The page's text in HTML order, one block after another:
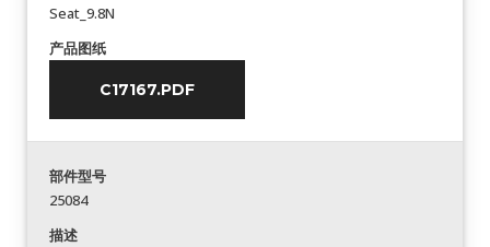
Seat_9.8N
产品图纸
C17167.PDF
部件型号
25084
描述